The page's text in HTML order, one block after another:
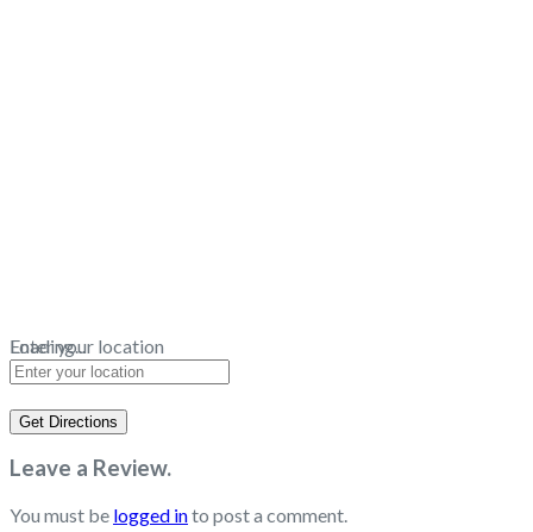
Loading...
Enter your location
Get Directions
Leave a Review.
You must be logged into post a comment.